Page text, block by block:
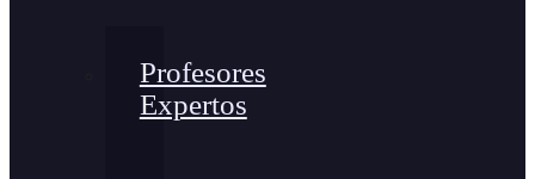
Profesores
Expertos